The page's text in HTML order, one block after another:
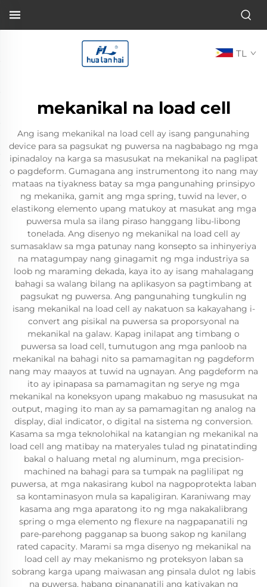
TL
mekanikal na load cell
Ang isang mekanikal na load cell ay isang pangunahing
device para sa pagsukat ng puwersa na nagbabago ng mga
ipinadaloy na karga sa masusukat na mekanikal na paglipat
o pagdeform. Gumagana ang instrumentong ito nang may
mataas na tiyakness batay sa mga pangunahing prinsipyo
ng mekanika, gamit ang mga spring, tuwid na lever, o
elastikong elemento upang matukoy at masukat ang mga
puwersa mula sa ilang piraso hanggang libu-libong
tonelada. Ang disenyo ng mekanikal na load cell ay
sumasaklaw sa mga patunay nang konsepto sa inhinyeriya
na matagumpay nang ginagamit ng mga industriya sa
loob ng maraming dekada, kaya ito ay isang mahalagang
bahagi sa walang bilang na aplikasyon sa pagtimbang at
pagsukat ng puwersa. Ang pangunahing tungkulin ng
isang mekanikal na load cell ay nakatuon sa kakayahang i-
convert ang pisikal na puwersa sa proporsyonal na
mekanikal na galaw. Kapag inilapat ang timbang o
puwersa sa load cell, tumutugon ang mga panloob na
mekanikal na bahagi nito sa pamamagitan ng pagdeform
nang may maayos at tuwid na ugnayan. Ang pagdeform na
ito ay ipinapasa sa pamamagitan ng serye ng mga
mekanikal na koneksyon upang makabuo ng masusukat na
output, maging ito man ay sa pamamagitan ng analog na
display, dial indicator, o digital na sistema ng conversion.
Kasama sa mga teknolohikal na katangian ng mekanikal na
load cell ang matibay na materyales tulad ng pinatatinding
bakal o haluang metal ng aluminum, mga precision-
machined na bahagi para sa tumpak na paglilipat ng
puwersa, at mga nakasirang kubol na nagpoprotekta laban
sa kontaminasyon mula sa kapaligiran. Karaniwang may
kasama ang mga aparatong ito ng mga nakakalibrang
spring o mga elemento ng flexure na nagpapanatili ng
pare-parehong pagganap sa buong sakop ng kanilang
rated capacity. Marami sa mga disenyo ng mekanikal na
load cell ay may mekanismo ng proteksyon laban sa
sobrang karga upang maiwasan ang pinsala dulot ng labis
na puwersa, habang pinananatili ang katiyakan ng